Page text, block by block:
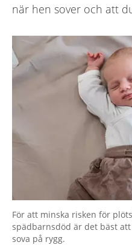
när hen sover och att
För att minska risken för
spädbarnsdöd är det bäst
sova på rygg.